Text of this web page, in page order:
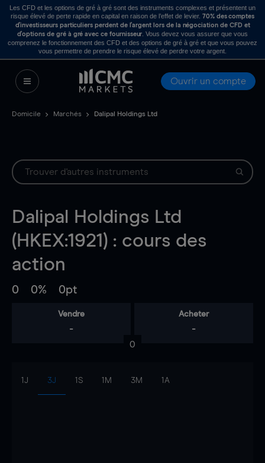
Les CFD et les options de gré à gré sont des instruments complexes et présentent un
risque élevé de perte rapide en capital en raison de l’effet de levier. 70% des comptes
d’investisseurs particuliers perdent de l’argent lors de la négociation de CFD et
d’options de gré à gré avec ce fournisseur . Vous devez vous assurer que vous
comprenez le fonctionnement des CFD et des options de gré à gré et que vous pouvez
vous permettre de prendre le risque élevé de perdre votre argent.
Ouvrir un compte
Domicile Marchés Dalipal Holdings Ltd
Dalipal Holdings Ltd
(HKEX:1921) : cours des
action
0 0% 0pt
Vendre
-
Acheter
-
0
1J 3J 1S 1M 3M 1A